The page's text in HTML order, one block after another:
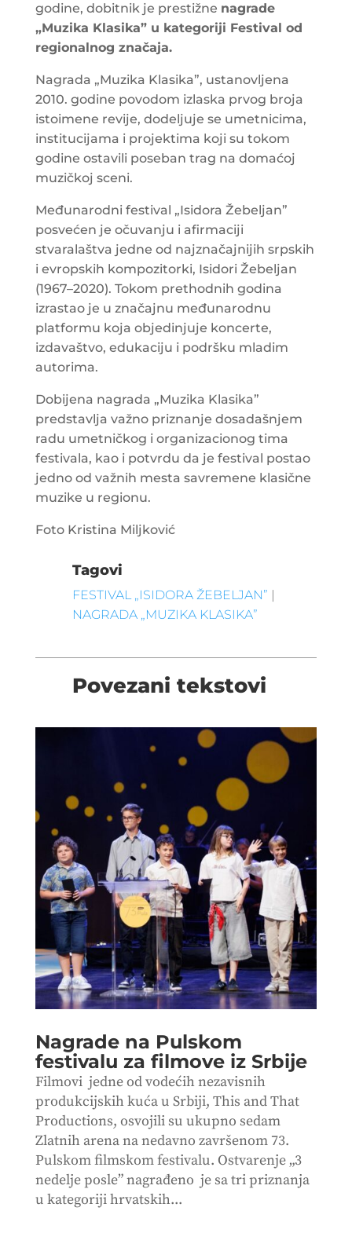
godine, dobitnik je prestižne nagrade
„Muzika Klasika” u kategoriji Festival od
regionalnog značaja.
Nagrada „Muzika Klasika”, ustanovljena
2010. godine povodom izlaska prvog broja
istoimene revije, dodeljuje se umetnicima,
institucijama i projektima koji su tokom
godine ostavili poseban trag na domaćoj
muzičkoj sceni.
Međunarodni festival „Isidora Žebeljan”
posvećen je očuvanju i afirmaciji
stvaralaštva jedne od najznačajnijih srpskih
i evropskih kompozitorki, Isidori Žebeljan
(1967–2020). Tokom prethodnih godina
izrastao je u značajnu međunarodnu
platformu koja objedinjuje koncerte,
izdavaštvo, edukaciju i podršku mladim
autorima.
Dobijena nagrada „Muzika Klasika”
predstavlja važno priznanje dosadašnjem
radu umetničkog i organizacionog tima
festivala, kao i potvrdu da je festival postao
jedno od važnih mesta savremene klasične
muzike u regionu.
Foto Kristina Miljković
Tagovi
FESTIVAL „ISIDORA ŽEBELJAN”
NAGRADA „MUZIKA KLASIKA”
Povezani tekstovi
Nagrade na Pulskom
festivalu za filmove iz Srbije
Filmovi jedne od vodećih nezavisnih
produkcijskih kuća u Srbiji, This and That
Productions, osvojili su ukupno sedam
Zlatnih arena na nedavno završenom 73.
Pulskom filmskom festivalu. Ostvarenje „3
nedelje posle” nagrađeno je sa tri priznanja
u kategoriji hrvatskih...